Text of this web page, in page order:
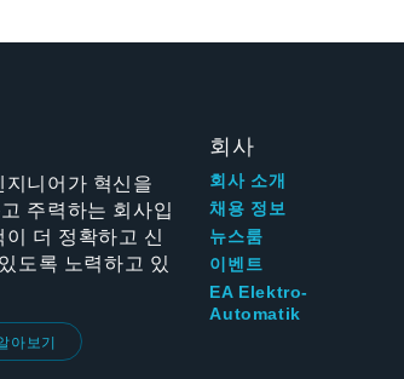
니어가 혁신을
주력하는 회사입
더 정확하고 신
도록 노력하고 있
아보기
회사
회사 소개
채용 정보
뉴스룸
이벤트
EA Elektro-
Automatik